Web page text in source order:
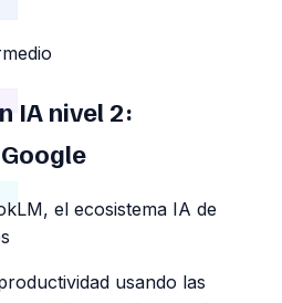
IA nivel 2:
el ecosistema IA de
usando las